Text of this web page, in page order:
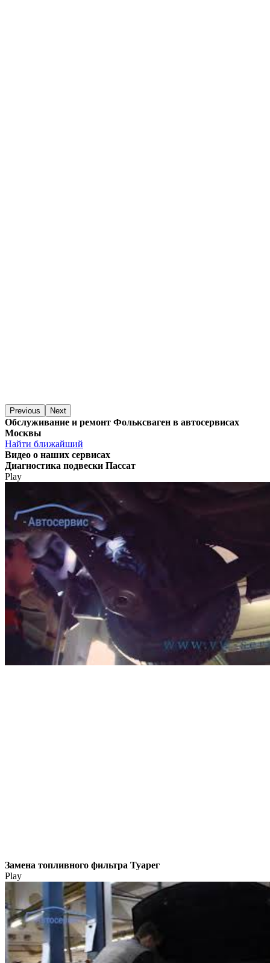
Previous Next
Обслуживание и ремонт Фольксваген в автосервисах
Москвы
Найти ближайший
Видео о наших сервисах
Диагностика подвески Пассат
Play
Замена топливного фильтра Туарег
Play